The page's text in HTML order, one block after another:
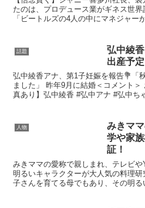
たのは、プロデュース業がギネス世界
「ビートルズの4人の中にマネジャー
話題
弘中綾
出産予
弘中綾香アナ、第1子妊娠を報告💐「
ました」 昨年9月に結婚＜コメント
真あり】弘中綾香 #弘中アナ #弘中ち
人物
みきマ
学や家
証！
みきママの愛称で親しまれ、テレビ
明るいキャラクターが大人気の料理
子さんを育てる母でもあり、その明る